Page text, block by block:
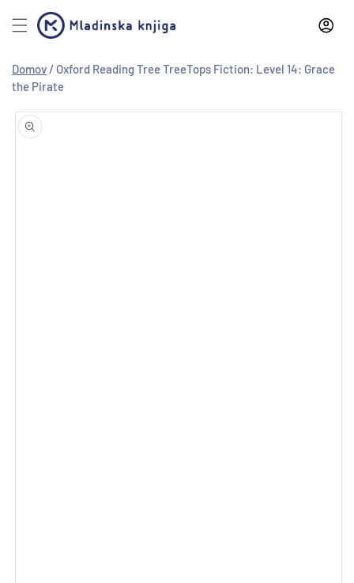
na
vsebino
Domov / Oxford Reading Tree TreeTops Fiction: Level 14: Grace
the Pirate
na
informacije